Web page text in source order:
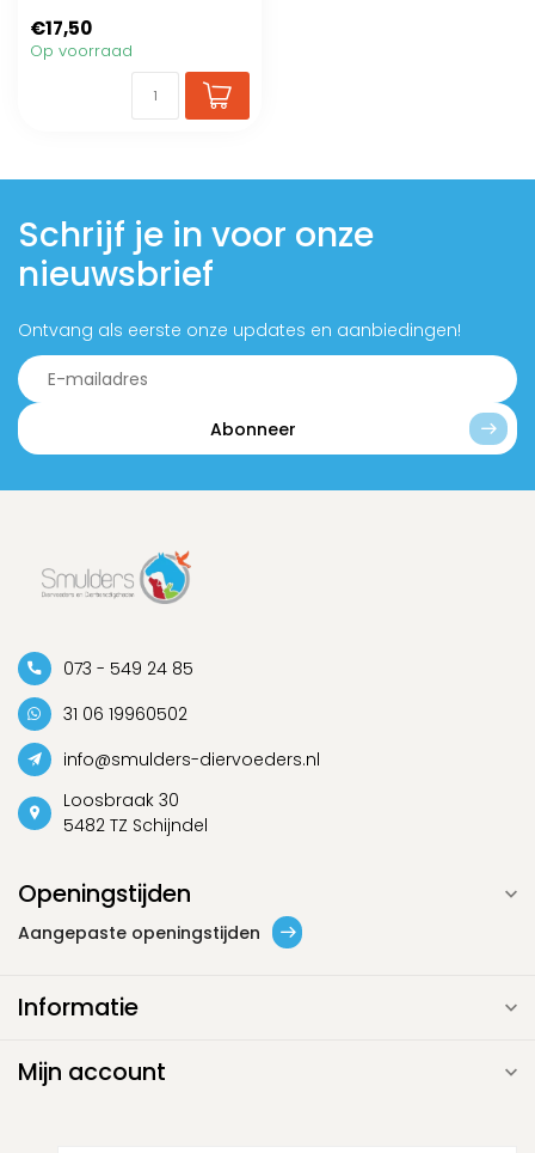
€17,50
Op voorraad
Schrijf je in voor onze
nieuwsbrief
Ontvang als eerste onze updates en aanbiedingen!
Abonneer
073 - 549 24 85
31 06 19960502
info@smulders-diervoeders.nl
Loosbraak 30
5482 TZ Schijndel
Openingstijden
Aangepaste openingstijden
Informatie
Mijn account